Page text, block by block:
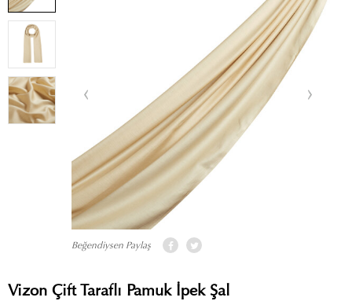
Beğendiysen Paylaş
Vizon Çift Taraflı Pamuk İpek Şal